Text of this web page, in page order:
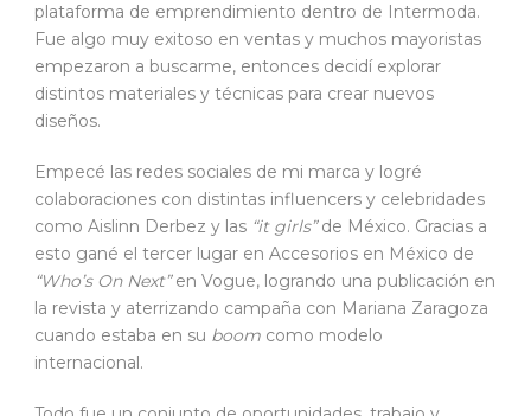
plataforma de emprendimiento dentro de Intermoda.
Fue algo muy exitoso en ventas y muchos mayoristas
empezaron a buscarme, entonces decidí explorar
distintos materiales y técnicas para crear nuevos
diseños.
Empecé las redes sociales de mi marca y logré
colaboraciones con distintas influencers y celebridades
como Aislinn Derbez y las “it girls”de México. Gracias a
esto gané el tercer lugar en Accesorios en México de
“Who’s On Next”en Vogue, logrando una publicación en
la revista y aterrizando campaña con Mariana Zaragoza
cuando estaba en su boom como modelo
internacional.